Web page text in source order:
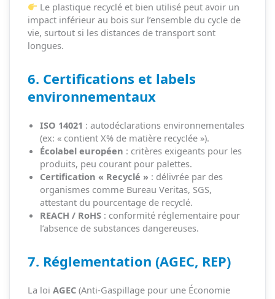
Le plastique recyclé et bien utilisé peut avoir un
impact inférieur au bois sur l’ensemble du cycle de
vie, surtout si les distances de transport sont
longues.
6. Certifications et labels
environnementaux
ISO 14021 : autodéclarations environnementales
(ex: « contient X% de matière recyclée »).
Écolabel européen : critères exigeants pour les
produits, peu courant pour palettes.
Certification « Recyclé » : délivrée par des
organismes comme Bureau Veritas, SGS,
attestant du pourcentage de recyclé.
REACH / RoHS: conformité réglementaire pour
l’absence de substances dangereuses.
7. Réglementation (AGEC, REP)
La loi AGEC(Anti-Gaspillage pour une Économie